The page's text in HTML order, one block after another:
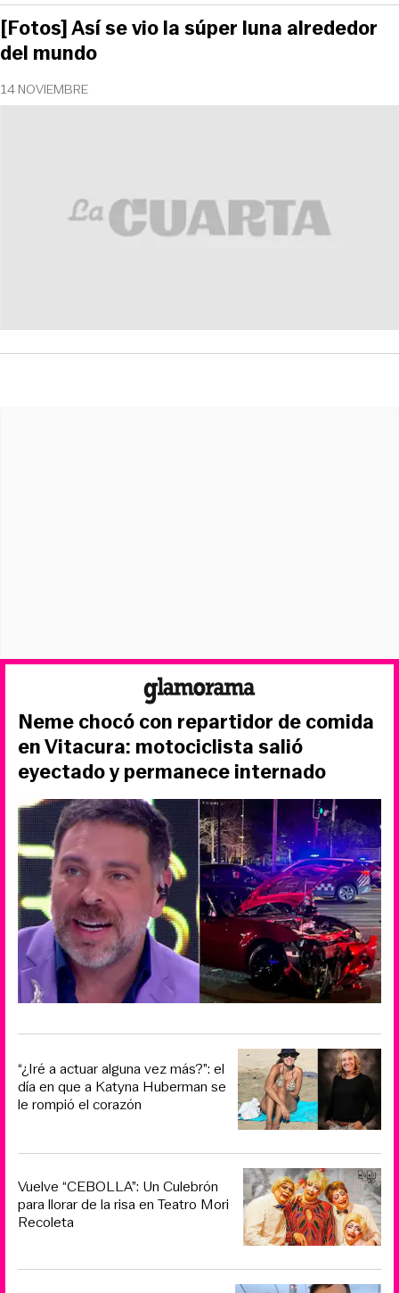
14 NOVIEMBRE
[Fotos] Así se vio la súper luna alrededor
del mundo
Neme chocó con repartidor de comida
en Vitacura: motociclista salió
eyectado y permanece internado
“¿Iré a actuar alguna vez más?”: el
día en que a Katyna Huberman se
le rompió el corazón
Vuelve “CEBOLLA”: Un Culebrón
para llorar de la risa en Teatro Mori
Recoleta